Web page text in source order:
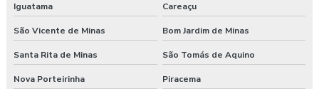
Iguatama Careaçu
São Vicente de Minas Bom Jardim de Minas
Santa Rita de Minas São Tomás de Aquino
Nova Porteirinha Piracema